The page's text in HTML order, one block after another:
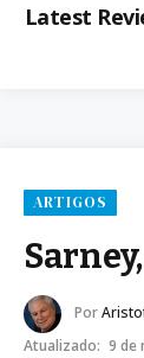
Latest
ARTIGOS
Por
Atualizado: 9 de